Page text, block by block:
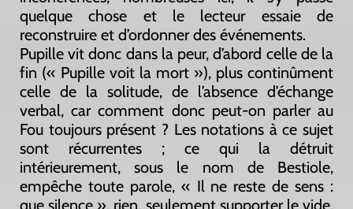
quelque chose et le lecteur essaie de
reconstruire et d’ordonner des événements.
Pupille vit donc dans la peur, d’abord celle de la
fin (« Pupille voit la mort »), plus continûment
celle de la solitude, de l’absence d’échange
verbal, car comment donc peut-on parler au
Fou toujours présent ? Les notations à ce sujet
sont récurrentes ; ce qui la détruit
intérieurement, sous le nom de Bestiole,
empêche toute parole, « Il ne reste de sens :
que silence », rien, seulement supporter le vide,